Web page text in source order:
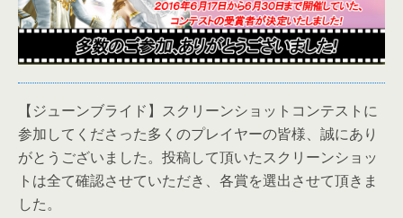
【ジューンブライド】スクリーンショットコンテストに
参加してくださった多くのプレイヤーの皆様、誠にあり
がとうございました。投稿して頂いたスクリーンショッ
トは全て確認させていただき、各賞を選出させて頂きま
した。